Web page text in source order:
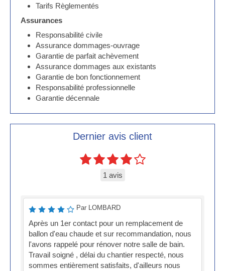
Tarifs Règlementés
Assurances
Responsabilité civile
Assurance dommages-ouvrage
Garantie de parfait achèvement
Assurance dommages aux existants
Garantie de bon fonctionnement
Responsabilité professionnelle
Garantie décennale
Dernier avis client
1 avis
Par LOMBARD
Après un 1er contact pour un remplacement de
ballon d'eau chaude et sur recommandation, nous
l'avons rappelé pour rénover notre salle de bain.
Travail soigné , délai du chantier respecté, nous
sommes entièrement satisfaits, d'ailleurs nous